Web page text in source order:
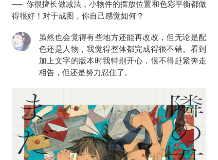
── 你很擅长做减法，小物件的摆放位置和色彩平衡都做
得很好！对于成图，你自己感觉如何？
虽然也会觉得有些地方还能再改改，但无论是配
色还是人物，我觉得整体都完成得很不错。看到
加上文字的版本时我特别开心，恨不得赶紧奔走
相告，但还是努力忍住了。